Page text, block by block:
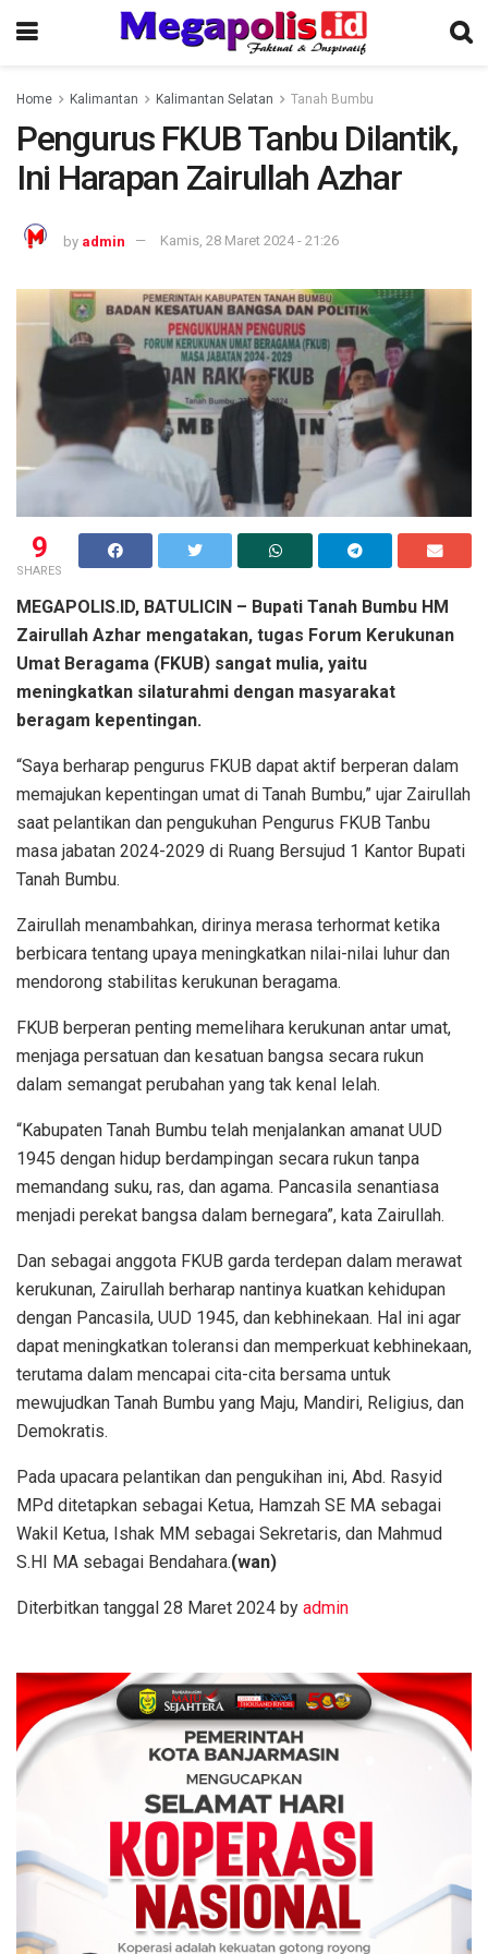
Home Kalimantan Kalimantan Selatan Tanah Bumbu
Pengurus FKUB Tanbu Dilantik,
Ini Harapan Zairullah Azhar
by admin Kamis, 28 Maret 2024 - 21:26
9
SHARES
MEGAPOLIS.ID, BATULICIN – Bupati Tanah Bumbu HM
Zairullah Azhar mengatakan, tugas Forum Kerukunan
Umat Beragama (FKUB) sangat mulia, yaitu
meningkatkan silaturahmi dengan masyarakat
beragam kepentingan.
“Saya berharap pengurus FKUB dapat aktif berperan dalam
memajukan kepentingan umat di Tanah Bumbu,” ujar Zairullah
saat pelantikan dan pengukuhan Pengurus FKUB Tanbu
masa jabatan 2024-2029 di Ruang Bersujud 1 Kantor Bupati
Tanah Bumbu.
Zairullah menambahkan, dirinya merasa terhormat ketika
berbicara tentang upaya meningkatkan nilai-nilai luhur dan
mendorong stabilitas kerukunan beragama.
FKUB berperan penting memelihara kerukunan antar umat,
menjaga persatuan dan kesatuan bangsa secara rukun
dalam semangat perubahan yang tak kenal lelah.
“Kabupaten Tanah Bumbu telah menjalankan amanat UUD
1945 dengan hidup berdampingan secara rukun tanpa
memandang suku, ras, dan agama. Pancasila senantiasa
menjadi perekat bangsa dalam bernegara”, kata Zairullah.
Dan sebagai anggota FKUB garda terdepan dalam merawat
kerukunan, Zairullah berharap nantinya kuatkan kehidupan
dengan Pancasila, UUD 1945, dan kebhinekaan. Hal ini agar
dapat meningkatkan toleransi dan memperkuat kebhinekaan,
terutama dalam mencapai cita-cita bersama untuk
mewujudkan Tanah Bumbu yang Maju, Mandiri, Religius, dan
Demokratis.
Pada upacara pelantikan dan pengukihan ini, Abd. Rasyid
MPd ditetapkan sebagai Ketua, Hamzah SE MA sebagai
Wakil Ketua, Ishak MM sebagai Sekretaris, dan Mahmud
S.HI MA sebagai Bendahara.(wan)
Diterbitkan tanggal 28 Maret 2024 by admin